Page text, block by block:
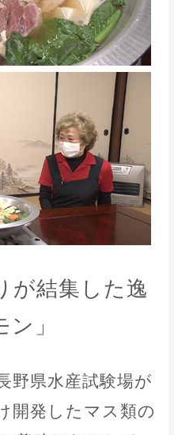
が結集した逸
」
野県水産試験場が
開発したマス類の